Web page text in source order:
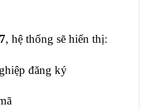
, hệ thống sẽ hiển thị:
đăng ký